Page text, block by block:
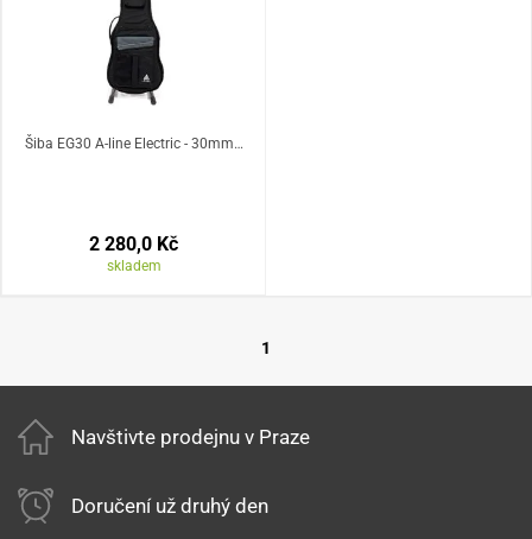
Šiba EG30 A-line Electric - 30mm…
2 280,0 Kč
skladem
1
Navštivte prodejnu v Praze
Doručení už druhý den